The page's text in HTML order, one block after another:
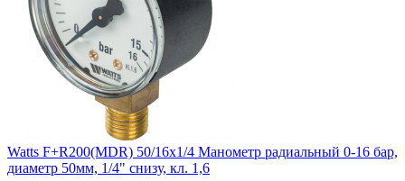
Watts F+R200(MDR) 50/16x1/4 Манометр радиальный 0-16 бар,
диаметр 50мм, 1/4" снизу, кл. 1,6